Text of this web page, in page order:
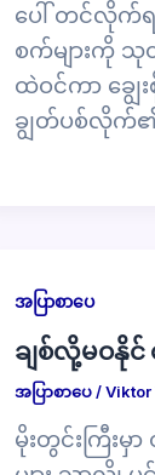
ပေါ် တင်လိုက်ရင်
စက်များကို သု
ထဲဝင်ကာ ချွေ
ချွတ်ပစ်လိုက်
အပြာစာပေ
ချစ်လို့မဝနို
အပြာစာပေ/Viktor
မိုးတွင်းကြီးမှ